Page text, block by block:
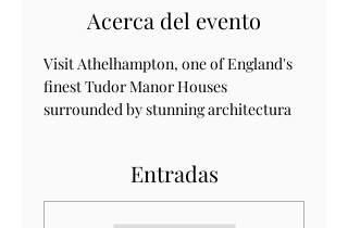
Acerca del evento
Visit Athelhampton, one of England's
finest Tudor Manor Houses
surrounded by stunning architectura
Entradas